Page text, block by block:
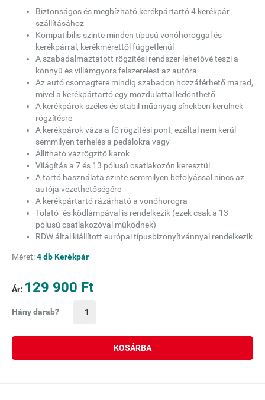
Biztonságos és megbízható kerékpártartó 4 kerékpár
szállításához
Kompatibilis szinte minden típusú vonóhoroggal és
kerékpárral, kerékmérettől függetlenül
A szabadalmaztatott rögzítési rendszer lehetővé teszi a
könnyű és villámgyors felszerelést az autóra
Az autó csomagtere mindig szabadon hozzáférhető marad,
mivel a kerékpártartó egy mozdulattal ledönthető
A kerékpárok széles és stabil műanyag sínekben kerülnek
rögzítésre
A kerékpárok váza a fő rögzítési pont, ezáltal nem kerül
semmilyen terhelés a pedálokra vagy
Állítható vázrögzítő karok
Világítás a 7 és 13 pólusú csatlakozón keresztül
A tartó használata szinte semmilyen befolyással nincs az
autója vezethetőségére
A kerékpártartó rázárható a vonóhorogra
Tolató- és ködlámpával is rendelkezik (ezek csak a 13
pólusú csatlakozóval működnek)
RDW által kiállított európai típusbizonyítvánnyal rendelkezik
Méret:4 db Kerékpár
Ár: 129 900 Ft
Hány darab?
KOSÁRBA